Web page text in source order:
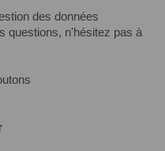
des données
questions, n'hésitez pas à